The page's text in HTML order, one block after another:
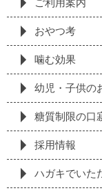
おやつ考
噛む効果
幼児・子供の
糖質制限の⼝
採⽤情報
ハガキでいた